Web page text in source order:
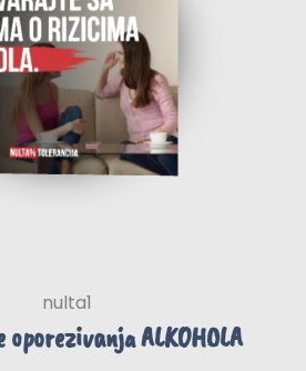
ALKOHOLA